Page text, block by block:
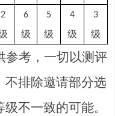
2 6
级
5
级
4
级
3
级
参考，一切以测评
不排除邀请部分选
不一致的可能。